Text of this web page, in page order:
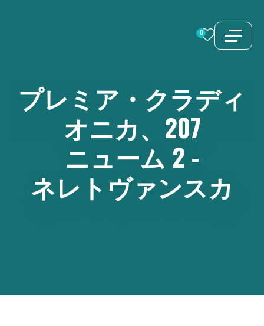
0
プレミア・クラディ
オニカ、207
ニューム 2 -
ネレトヴァンスカ